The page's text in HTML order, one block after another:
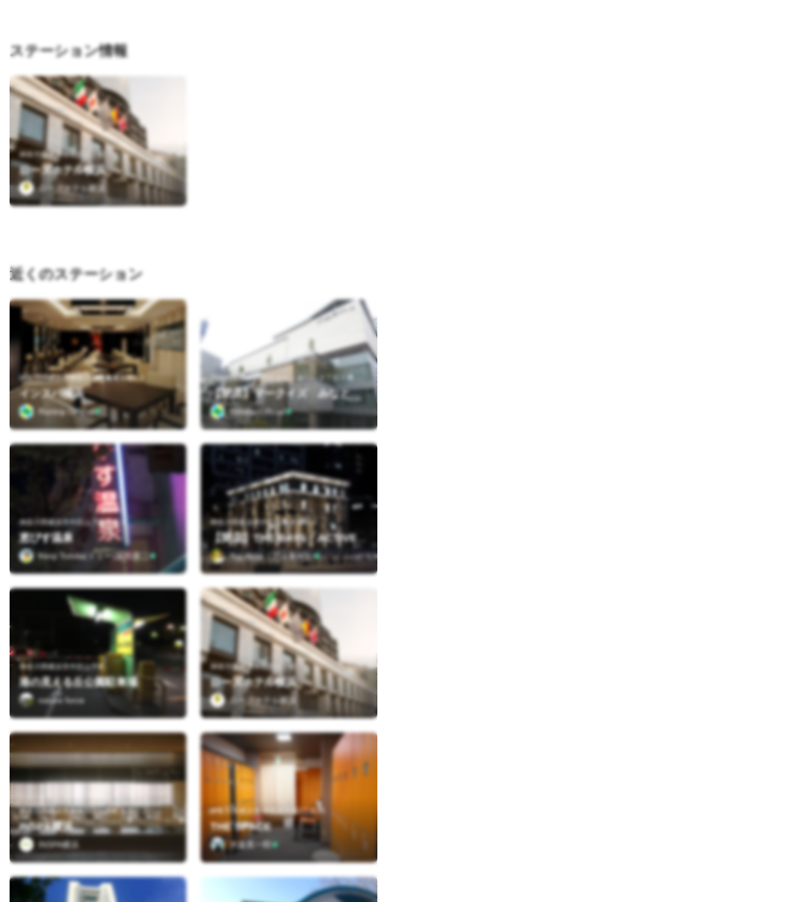
ステーション情報
神奈川県横浜市中区山下町
ローズホテル横浜
ローズホテル横浜
近くのステーション
神奈川県横浜市神奈川区山内町１５−２
インスパ横浜
Runtrip Official
【閉店】マークイズ みなとみらい スポーツオーソリティ店
Runtrip Official
神奈川県横浜市中区山下町１６１
恵びす温泉
Kenji Tomita(トミー)冨田憲二
神奈川県横浜市中区日本大通３４
Yuji Akita（アッキー）
神奈川県横浜市中区山手町
港の見える丘公園駐車場
nature force
神奈川県横浜市中区山下町
ローズホテル横浜
ローズホテル横浜
神奈川県横浜市神奈川区山内町１５－２
INSPA横浜
INSPA横浜
神奈川県横浜市 中区弁天通2丁目25
THE SPACE
大森英一郎